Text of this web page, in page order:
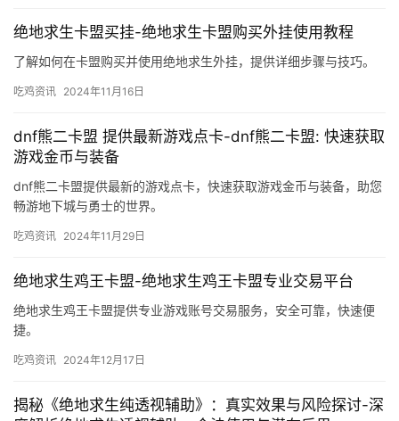
绝地求生卡盟买挂-绝地求生卡盟购买外挂使用教程
了解如何在卡盟购买并使用绝地求生外挂，提供详细步骤与技巧。
吃鸡资讯 2024年11月16日
dnf熊二卡盟 提供最新游戏点卡-dnf熊二卡盟: 快速获取
游戏金币与装备
dnf熊二卡盟提供最新的游戏点卡，快速获取游戏金币与装备，助您
畅游地下城与勇士的世界。
吃鸡资讯 2024年11月29日
绝地求生鸡王卡盟-绝地求生鸡王卡盟专业交易平台
绝地求生鸡王卡盟提供专业游戏账号交易服务，安全可靠，快速便
捷。
吃鸡资讯 2024年12月17日
揭秘《绝地求生纯透视辅助》：真实效果与风险探讨-深